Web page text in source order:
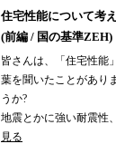
住宅性能について考
(前編 / 国の基準ZEH)
皆さんは、「住宅性能
葉を聞いたことがあり
うか?
地震とかに強い耐震性
見る